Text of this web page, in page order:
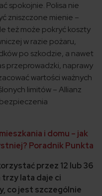
spokojnie. Polisa nie
zniszczone mienie –
też może pokryć koszty
w razie pożaru,
po szkodzie, a nawet
przeprowadzki, naprawy
wartości ważnych
limitów – Allianz
i domu – jak
Poradnik Punkta
przez 12 lub 36
trzy lata daje ci
co jest szczególnie